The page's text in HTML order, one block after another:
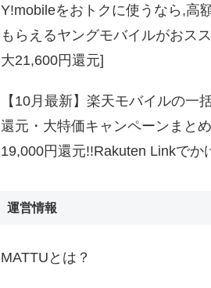
Y!mobileをおトクに使うなら,高
もらえるヤングモバイルがおス
大21,600円還元]
【10月最新】楽天モバイルの一
還元・大特価キャンペーンまと
19,000円還元!!Rakuten Linkでか
運営情報
MATTUとは？